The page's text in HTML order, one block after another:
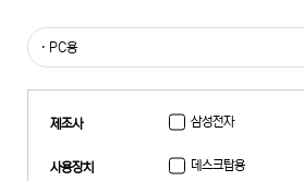
· PC용
제조사 삼성전자
사용장치 데스크탑용